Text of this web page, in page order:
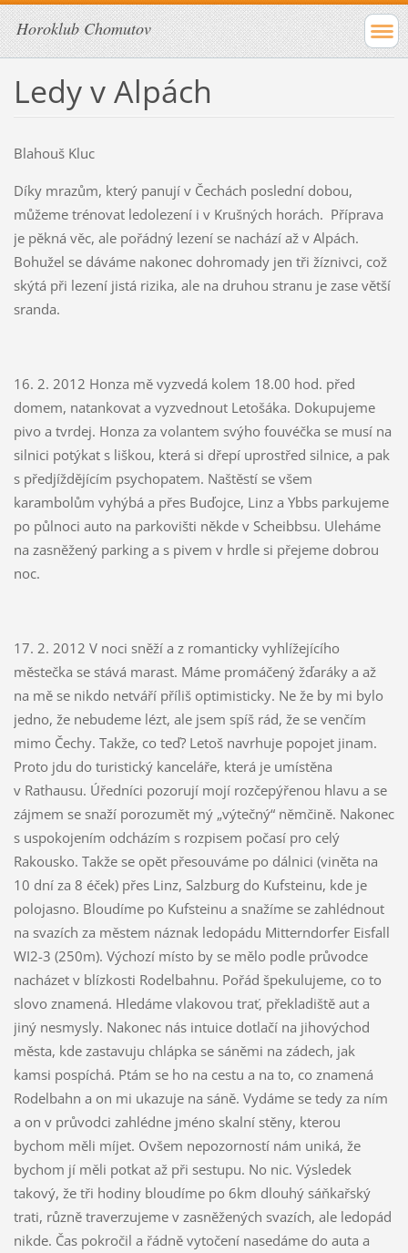
Horoklub Chomutov
Ledy v Alpách
Blahouš Kluc
Díky mrazům, který panují v Čechách poslední dobou,
můžeme trénovat ledolezení i v Krušných horách. Příprava
je pěkná věc, ale pořádný lezení se nachází až v Alpách.
Bohužel se dáváme nakonec dohromady jen tři žíznivci, což
skýtá při lezení jistá rizika, ale na druhou stranu je zase větší
sranda.
16. 2. 2012 Honza mě vyzvedá kolem 18.00 hod. před
domem, natankovat a vyzvednout Letošáka. Dokupujeme
pivo a tvrdej. Honza za volantem svýho fouvéčka se musí na
silnici potýkat s liškou, která si dřepí uprostřed silnice, a pak
s předjíždějícím psychopatem. Naštěstí se všem
karambolům vyhýbá a přes Buďojce, Linz a Ybbs parkujeme
po půlnoci auto na parkovišti někde v Scheibbsu. Uleháme
na zasněžený parking a s pivem v hrdle si přejeme dobrou
noc.
17. 2. 2012 V noci sněží a z romanticky vyhlížejícího
městečka se stává marast. Máme promáčený žďaráky a až
na mě se nikdo netváří příliš optimisticky. Ne že by mi bylo
jedno, že nebudeme lézt, ale jsem spíš rád, že se venčím
mimo Čechy. Takže, co teď? Letoš navrhuje popojet jinam.
Proto jdu do turistický kanceláře, která je umístěna
v Rathausu. Úředníci pozorují mojí rozčepýřenou hlavu a se
zájmem se snaží porozumět mý „výtečný“ němčině. Nakonec
s uspokojením odcházím s rozpisem počasí pro celý
Rakousko. Takže se opět přesouváme po dálnici (viněta na
10 dní za 8 éček) přes Linz, Salzburg do Kufsteinu, kde je
polojasno. Bloudíme po Kufsteinu a snažíme se zahlédnout
na svazích za městem náznak ledopádu Mitterndorfer Eisfall
WI2-3 (250m). Výchozí místo by se mělo podle průvodce
nacházet v blízkosti Rodelbahnu. Pořád špekulujeme, co to
slovo znamená. Hledáme vlakovou trať, překladiště aut a
jiný nesmysly. Nakonec nás intuice dotlačí na jihovýchod
města, kde zastavuju chlápka se sáněmi na zádech, jak
kamsi pospíchá. Ptám se ho na cestu a na to, co znamená
Rodelbahn a on mi ukazuje na sáně. Vydáme se tedy za ním
a on v průvodci zahlédne jméno skalní stěny, kterou
bychom měli míjet. Ovšem nepozorností nám uniká, že
bychom jí měli potkat až při sestupu. No nic. Výsledek
takový, že tři hodiny bloudíme po 6km dlouhý sáňkařský
trati, různě traverzujeme v zasněžených svazích, ale ledopád
nikde. Čas pokročil a řádně vytočení nasedáme do auta a